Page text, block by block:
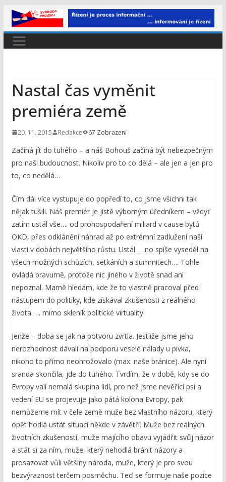
Přeskočit
na
obsah
Nastal čas vyměnit
premiéra země
20. 11. 2015 Redakce 67 Zobrazení
Začíná jít do tuhého – a náš Bohouš začíná být nebezpečným
pro naši budoucnost. Nikoliv pro to co dělá – ale jen a jen pro
to, co nedělá…
Čím dál více vystupuje do popředí to, co jsme všichni tak
nějak tušili. Náš premiér je jistě výborným úředníkem – vždyť
zatím ustál vše…. od prohospodaření miliard v cause bytů
OKD, přes odklánění náhrad až po extrémní zadlužení naší
vlasti v dobách největšího růstu. Ustál … no spíše vyseděl na
všech možných schůzích, setkáních a summitech…. Tohle
ovládá bravurně, protože nic jiného v životě snad ani
nepoznal. Marně hledám, kde že to vlastně pracoval před
nástupem do politiky, kde získával zkušenosti z reálného
života …. mimo skleník politické virtuality.
Jenže – doba se jak na potvoru zvrtla. Jestliže jsme jeho
nerozhodnost dávali na podporu veselé nálady u pivka,
nikoho to přímo neohrožovalo (max. naše bránice). Ale nyní
sranda skončila, jde do tuhého. Tvrdím, že v době, kdy se do
Evropy valí nemalá skupina lidí, pro než jsme nevěřící psi a
vedení EU se projevuje jako pátá kolona Evropy, pak
nemůžeme mít v čele země muže bez vlastního názoru, který
opět hodlá ustát situaci někde v závětří. Muže bez reálných
životních zkušeností, muže majícího obavu vyjádřit svůj názor
a stát si za ním, muže, který nehodlá bránit názory a
prosazovat vůli většiny národa, muže, který je pro svou
bezvýraznost terčem posměchu. Teď se formuje naše pozice